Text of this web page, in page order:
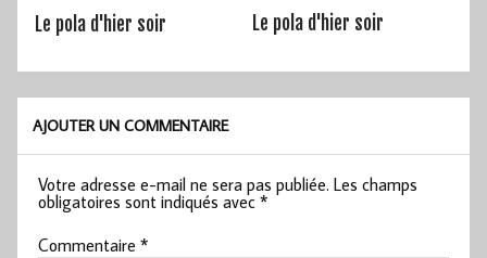
Le pola d'hier soir Le pola d'hier soir
AJOUTER UN COMMENTAIRE
Votre adresse e-mail ne sera pas publiée. Les champs
obligatoires sont indiqués avec*
Commentaire*